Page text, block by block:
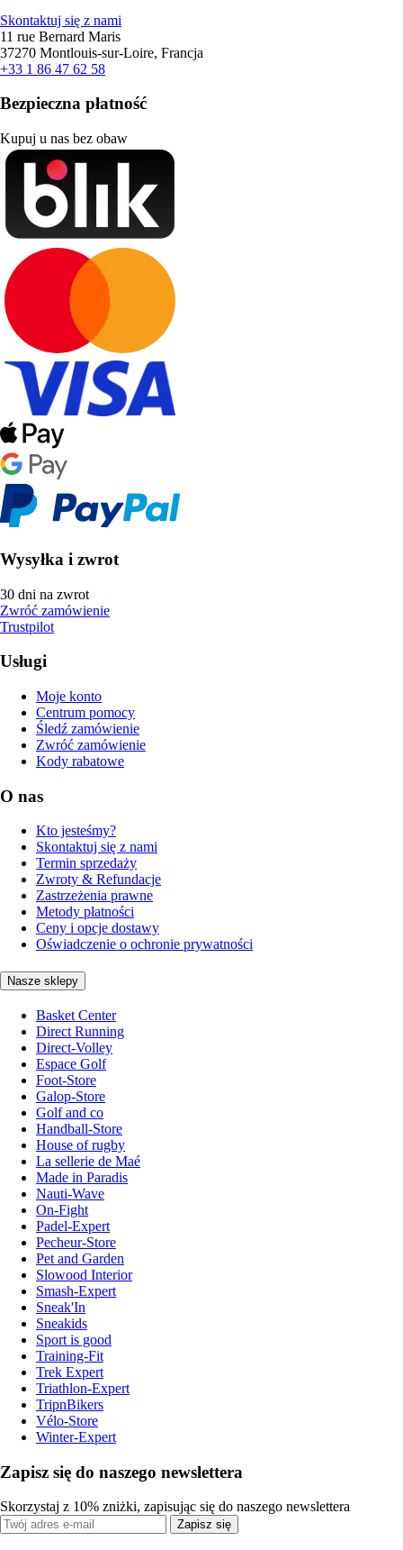
Skontaktuj się z nami
11 rue Bernard Maris
37270 Montlouis-sur-Loire, Francja
+33 1 86 47 62 58
Bezpieczna płatność
Kupuj u nas bez obaw
Wysyłka i zwrot
30 dni na zwrot
Zwróć zamówienie
Trustpilot
Usługi
Moje konto
Centrum pomocy
Śledź zamówienie
Zwróć zamówienie
Kody rabatowe
O nas
Kto jesteśmy?
Skontaktuj się z nami
Termin sprzedaży
Zwroty & Refundacje
Zastrzeżenia prawne
Metody płatności
Ceny i opcje dostawy
Oświadczenie o ochronie prywatności
Nasze sklepy
Basket Center
Direct Running
Direct-Volley
Espace Golf
Foot-Store
Galop-Store
Golf and co
Handball-Store
House of rugby
La sellerie de Maé
Made in Paradis
Nauti-Wave
On-Fight
Padel-Expert
Pecheur-Store
Pet and Garden
Slowood Interior
Smash-Expert
Sneak'In
Sneakids
Sport is good
Training-Fit
Trek Expert
Triathlon-Expert
TripnBikers
Vélo-Store
Winter-Expert
Zapisz się do naszego newslettera
Skorzystaj z 10% zniżki, zapisując się do naszego newslettera
Zapisz się